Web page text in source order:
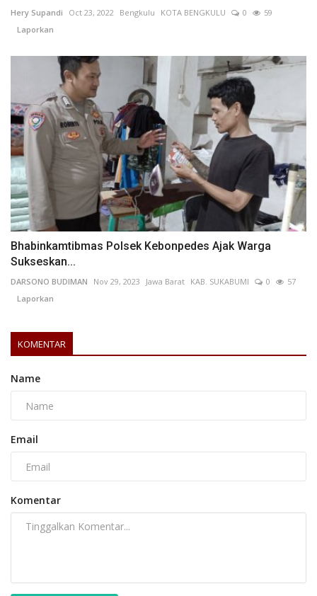
Hery Supandi Oct 23, 2022 Bengkulu KOTA BENGKULU 0
59
Laporkan
Bhabinkamtibmas Polsek Kebonpedes Ajak Warga
Sukseskan...
DARSONO BUDIMAN Nov 29, 2023 Jawa Barat KAB. SUKABUMI 0
57
Laporkan
KOMENTAR
Name
Email
Komentar